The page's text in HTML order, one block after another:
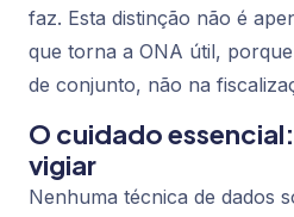
faz. Esta distinção não é
que torna a ONA útil,
de conjunto, não na
O cuidado
vigiar
Nenhuma técnica de dados